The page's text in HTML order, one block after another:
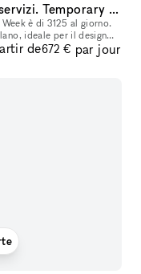
Ampio Spazio completo di tutti i servizi. Temporary showroom / Yoga / Exibition / Shooting fotografici. Disponibile per Fuori Salone - Fashion week
è di 3125 al giorno.
ideale per il design
Situato
de672 € par jour